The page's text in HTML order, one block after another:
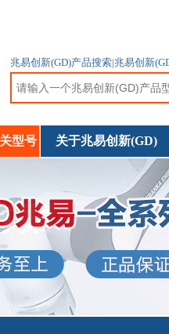
兆易创新(GD)产品搜索|兆易创新
型号 关于兆易创新(GD)